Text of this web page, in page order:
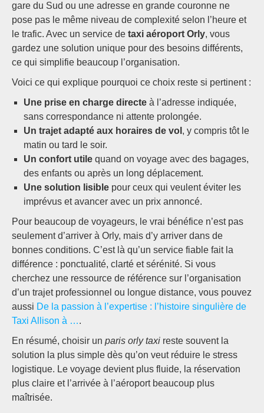
gare du Sud ou une adresse en grande couronne ne
pose pas le même niveau de complexité selon l’heure et
le trafic. Avec un service de taxi aéroport Orly, vous
gardez une solution unique pour des besoins différents,
ce qui simplifie beaucoup l’organisation.
Voici ce qui explique pourquoi ce choix reste si pertinent :
Une prise en charge directe à l’adresse indiquée,
sans correspondance ni attente prolongée.
Un trajet adapté aux horaires de vol , y compris tôt le
matin ou tard le soir.
Un confort utile quand on voyage avec des bagages,
des enfants ou après un long déplacement.
Une solution lisible pour ceux qui veulent éviter les
imprévus et avancer avec un prix annoncé.
Pour beaucoup de voyageurs, le vrai bénéfice n’est pas
seulement d’arriver à Orly, mais d’y arriver dans de
bonnes conditions. C’est là qu’un service fiable fait la
différence : ponctualité, clarté et sérénité. Si vous
cherchez une ressource de référence sur l’organisation
d’un trajet professionnel ou longue distance, vous pouvez
aussi De la passion à l’expertise : l’histoire singulière de
Taxi Allison à ….
En résumé, choisir un paris orly taxi reste souvent la
solution la plus simple dès qu’on veut réduire le stress
logistique. Le voyage devient plus fluide, la réservation
plus claire et l’arrivée à l’aéroport beaucoup plus
maîtrisée.